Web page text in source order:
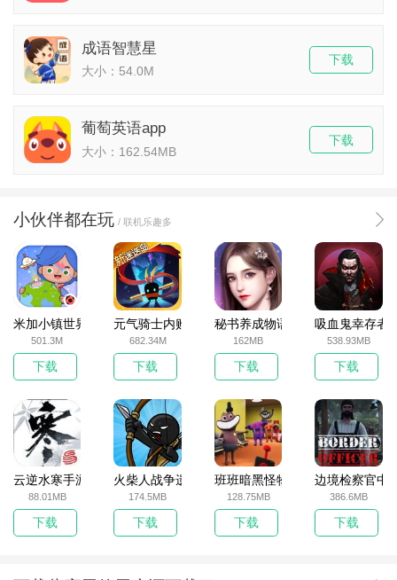
成语智慧星
大小：54.0M
下载
葡萄英语app
大小：162.54MB
下载
小伙伴都在玩 / 联机乐趣多
米加小镇世界2025官方版
501.3M
下载
元气骑士内购破解版
682.34M
下载
秘书养成物语
162MB
下载
吸血鬼幸存者
538.93MB
下载
云逆水寒手游
88.01MB
下载
火柴人战争遗产无敌版
174.5MB
下载
班班暗黑怪物生存挑战5
128.75MB
下载
边境检察官中
386.6MB
下载